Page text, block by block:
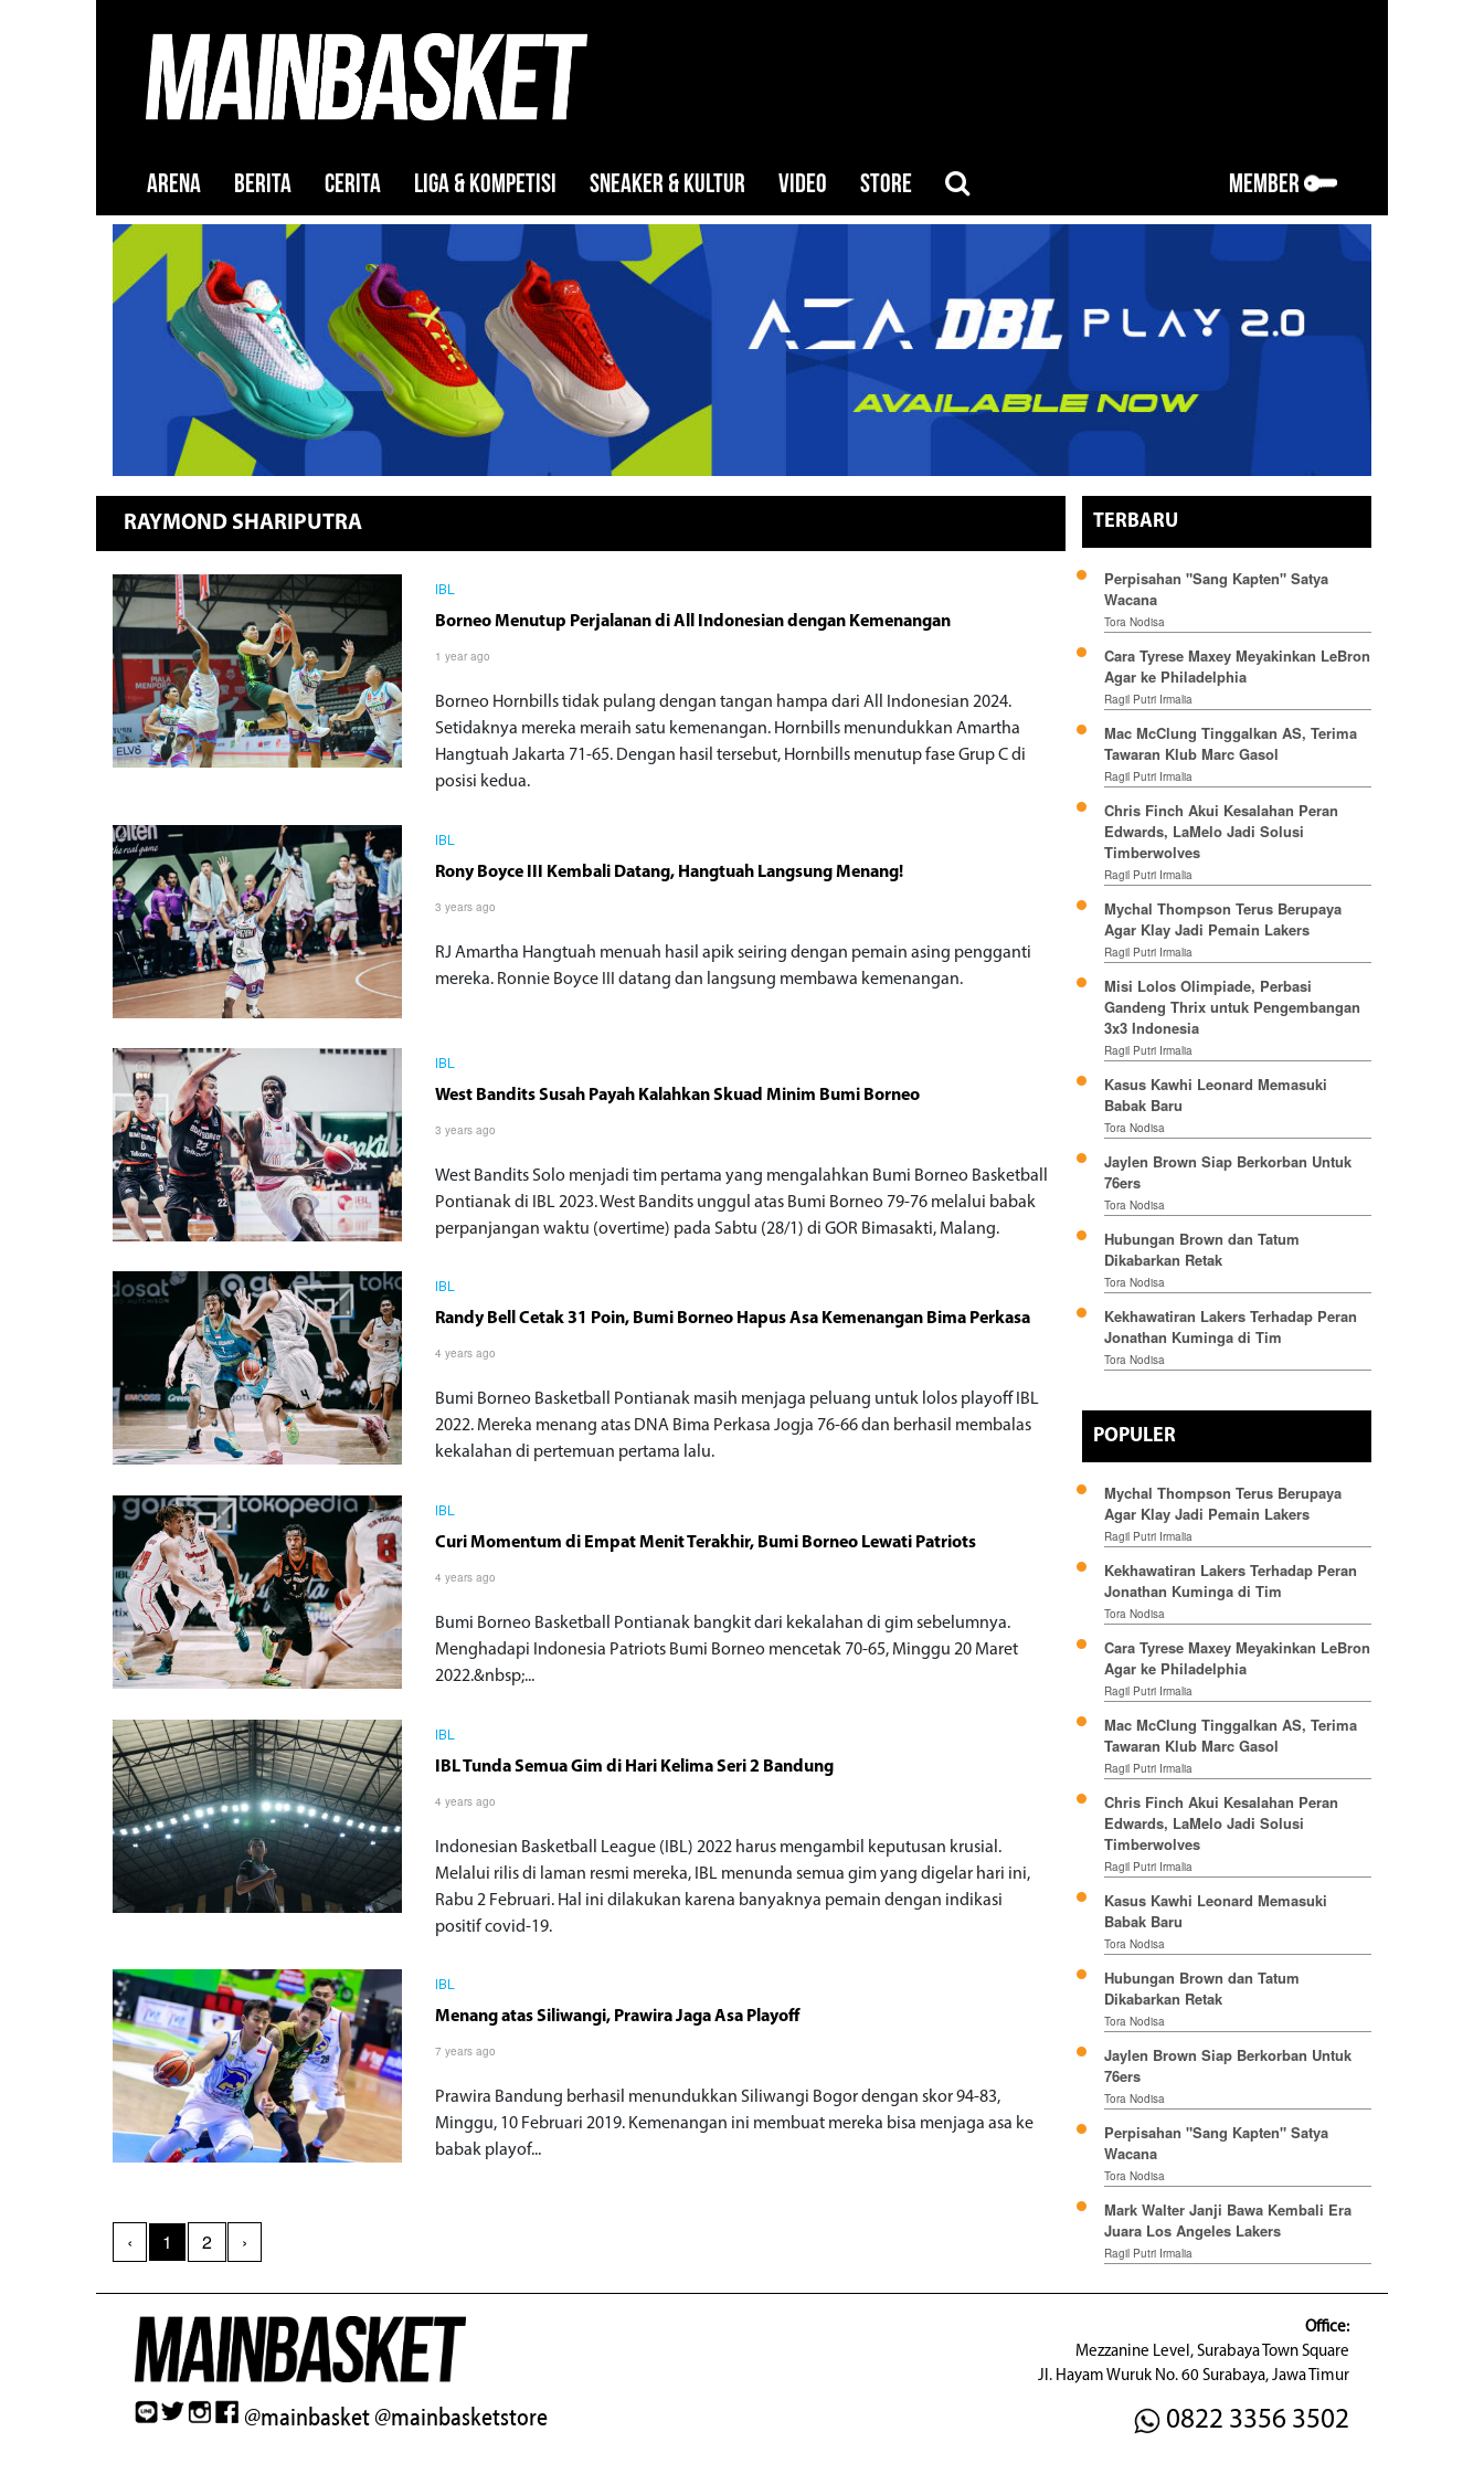
ARENA BERITA CERITA LIGA & KOMPETISI SNEAKER & KULTUR VIDEO STORE MEMBER
RAYMOND SHARIPUTRA
IBL
Borneo Menutup Perjalanan di All Indonesian dengan Kemenangan
1 year ago
Borneo Hornbills tidak pulang dengan tangan hampa dari All Indonesian 2024.
Setidaknya mereka meraih satu kemenangan. Hornbills menundukkan Amartha
Hangtuah Jakarta 71-65. Dengan hasil tersebut, Hornbills menutup fase Grup C di
posisi kedua.
IBL
Rony Boyce III Kembali Datang, Hangtuah Langsung Menang!
3 years ago
RJ Amartha Hangtuah menuah hasil apik seiring dengan pemain asing pengganti
mereka. Ronnie Boyce III datang dan langsung membawa kemenangan.
IBL
West Bandits Susah Payah Kalahkan Skuad Minim Bumi Borneo
3 years ago
West Bandits Solo menjadi tim pertama yang mengalahkan Bumi Borneo Basketball
Pontianak di IBL 2023. West Bandits unggul atas Bumi Borneo 79-76 melalui babak
perpanjangan waktu (overtime) pada Sabtu (28/1) di GOR Bimasakti, Malang.
IBL
Randy Bell Cetak 31 Poin, Bumi Borneo Hapus Asa Kemenangan Bima Perkasa
4 years ago
Bumi Borneo Basketball Pontianak masih menjaga peluang untuk lolos playoff IBL
2022. Mereka menang atas DNA Bima Perkasa Jogja 76-66 dan berhasil membalas
kekalahan di pertemuan pertama lalu.
IBL
Curi Momentum di Empat Menit Terakhir, Bumi Borneo Lewati Patriots
4 years ago
Bumi Borneo Basketball Pontianak bangkit dari kekalahan di gim sebelumnya.
Menghadapi Indonesia Patriots Bumi Borneo mencetak 70-65, Minggu 20 Maret
2022.&nbsp;...
IBL
IBL Tunda Semua Gim di Hari Kelima Seri 2 Bandung
4 years ago
Indonesian Basketball League (IBL) 2022 harus mengambil keputusan krusial.
Melalui rilis di laman resmi mereka, IBL menunda semua gim yang digelar hari ini,
Rabu 2 Februari. Hal ini dilakukan karena banyaknya pemain dengan indikasi
positif covid-19.
IBL
Menang atas Siliwangi, Prawira Jaga Asa Playoff
7 years ago
Prawira Bandung berhasil menundukkan Siliwangi Bogor dengan skor 94-83,
Minggu, 10 Februari 2019. Kemenangan ini membuat mereka bisa menjaga asa ke
babak playof...
‹ 1 2 ›
TERBARU
Perpisahan "Sang Kapten" Satya
Wacana
Tora Nodisa
Cara Tyrese Maxey Meyakinkan LeBron
Agar ke Philadelphia
Ragil Putri Irmalia
Mac McClung Tinggalkan AS, Terima
Tawaran Klub Marc Gasol
Ragil Putri Irmalia
Chris Finch Akui Kesalahan Peran
Edwards, LaMelo Jadi Solusi
Timberwolves
Ragil Putri Irmalia
Mychal Thompson Terus Berupaya
Agar Klay Jadi Pemain Lakers
Ragil Putri Irmalia
Misi Lolos Olimpiade, Perbasi
Gandeng Thrix untuk Pengembangan
3x3 Indonesia
Ragil Putri Irmalia
Kasus Kawhi Leonard Memasuki
Babak Baru
Tora Nodisa
Jaylen Brown Siap Berkorban Untuk
76ers
Tora Nodisa
Hubungan Brown dan Tatum
Dikabarkan Retak
Tora Nodisa
Kekhawatiran Lakers Terhadap Peran
Jonathan Kuminga di Tim
Tora Nodisa
POPULER
Mychal Thompson Terus Berupaya
Agar Klay Jadi Pemain Lakers
Ragil Putri Irmalia
Kekhawatiran Lakers Terhadap Peran
Jonathan Kuminga di Tim
Tora Nodisa
Cara Tyrese Maxey Meyakinkan LeBron
Agar ke Philadelphia
Ragil Putri Irmalia
Mac McClung Tinggalkan AS, Terima
Tawaran Klub Marc Gasol
Ragil Putri Irmalia
Chris Finch Akui Kesalahan Peran
Edwards, LaMelo Jadi Solusi
Timberwolves
Ragil Putri Irmalia
Kasus Kawhi Leonard Memasuki
Babak Baru
Tora Nodisa
Hubungan Brown dan Tatum
Dikabarkan Retak
Tora Nodisa
Jaylen Brown Siap Berkorban Untuk
76ers
Tora Nodisa
Perpisahan "Sang Kapten" Satya
Wacana
Tora Nodisa
Mark Walter Janji Bawa Kembali Era
Juara Los Angeles Lakers
Ragil Putri Irmalia
@mainbasket@mainbasketstore
Office:
Mezzanine Level, Surabaya Town Square
Jl. Hayam Wuruk No. 60 Surabaya, Jawa Timur
0822 3356 3502